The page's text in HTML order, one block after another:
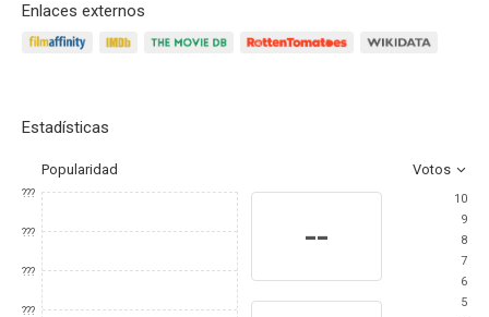
Enlaces externos
Estadísticas
Popularidad Votos
???
???
???
???
--
10
9
8
7
6
5